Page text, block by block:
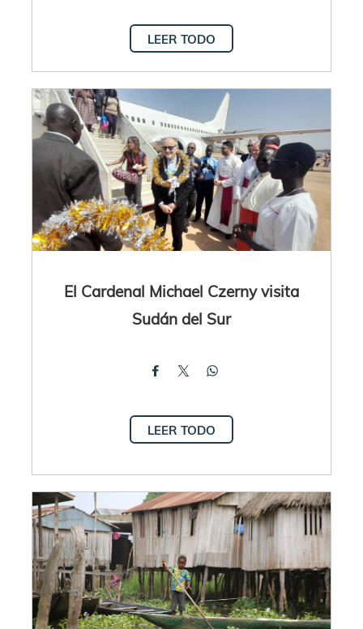
LEER TODO
El Cardenal Michael Czerny visita
Sudán del Sur
LEER TODO